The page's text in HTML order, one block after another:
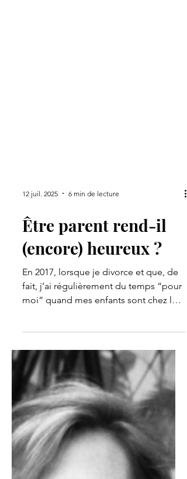
Être parent rend-il
(encore) heureux ?
En 2017, lorsque je divorce et que, de
fait, j’ai régulièrement du temps “pour
père, je suis...